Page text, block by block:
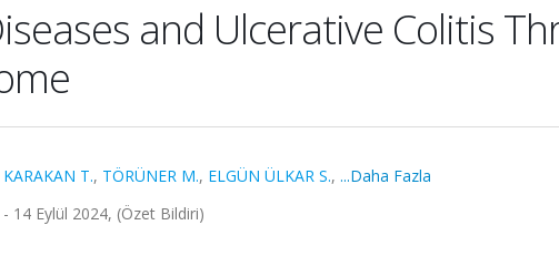
and Ulcerative Colitis
KARAKAN T., TÖRÜNER M., ELGÜN ÜLKAR S., ...Daha Fazla
14 Eylül 2024, (Özet Bildiri)